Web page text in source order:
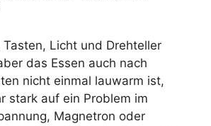
Tasten, Licht und Drehteller
das Essen auch nach
nicht einmal lauwarm ist,
stark auf ein Problem im
Magnetron oder